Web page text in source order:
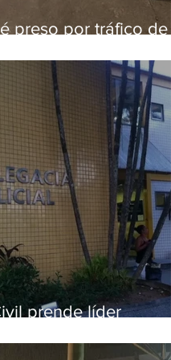
preso por tráfico de
prende líder
de fiéis por mais